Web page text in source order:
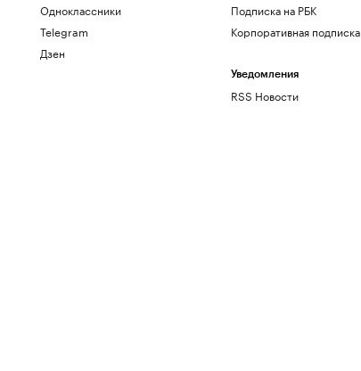
Одноклассники
Telegram
Дзен
Подписка на РБК
Корпоративная подписка
Уведомления
RSS Новости